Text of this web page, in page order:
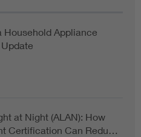
Household Appliance
at Night (ALAN): How
Certification Can Redu…